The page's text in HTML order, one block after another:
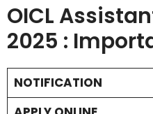
OICL
2025 :
NOTIFICATION